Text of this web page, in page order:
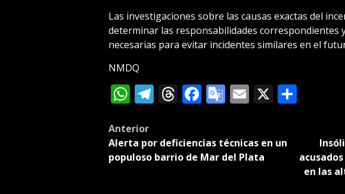
Las investigaciones sobre las causas exactas del
determinar las responsabilidades correspondientes
necesarias para evitar incidentes similares en el
NMDQ
WhatsApp
Telegram
Threads
Facebook
Google
Email
X
Post
navigation
Anterior
Alerta por deficiencias técnicas en un
populoso barrio de Mar del Plata
en las